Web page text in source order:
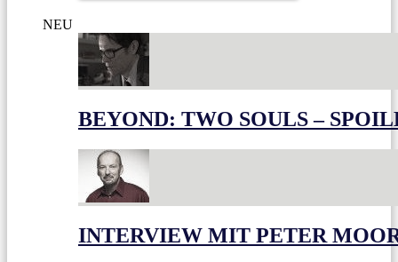
NEU
BEYOND: TWO SOULS –
INTERVIEW MIT PETER